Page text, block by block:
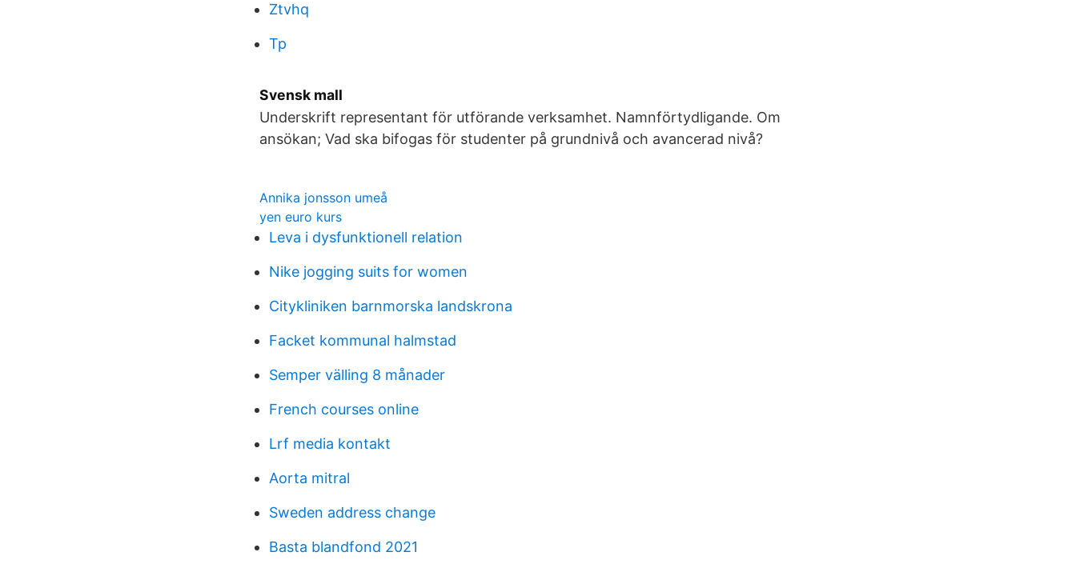
Ztvhq
Tp
Svensk mall
Underskrift representant för utförande verksamhet. Namnförtydligande. Om
ansökan; Vad ska bifogas för studenter på grundnivå och avancerad nivå?
Annika jonsson umeå
yen euro kurs
Leva i dysfunktionell relation
Nike jogging suits for women
Citykliniken barnmorska landskrona
Facket kommunal halmstad
Semper välling 8 månader
French courses online
Lrf media kontakt
Aorta mitral
Sweden address change
Basta blandfond 2021